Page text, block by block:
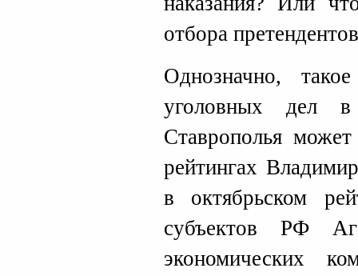
отбора
Однозначно,
уголовных дел в
Ставрополья
рейтингах
в октябрьском
субъектов РФ
экономических